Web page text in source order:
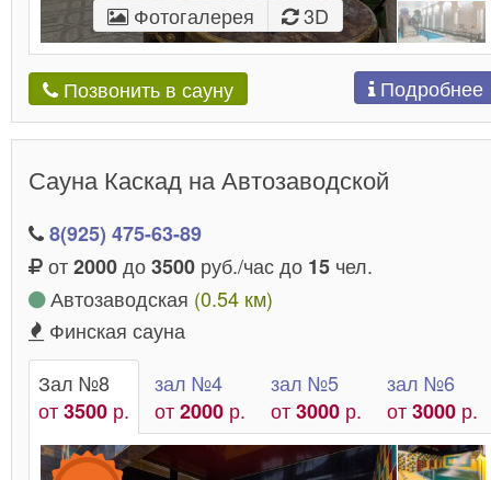
Фотогалерея 3D
Позвонить в сауну Подробнее
Сауна Каскад на Автозаводской
8(925) 475-63-89
от2000до3500 руб./час до 15 чел.
Автозаводская (0.54 км)
Финская сауна
Зал №8
от3500 р.
зал №4
от2000 р.
зал №5
от3000 р.
зал №6
от3000 р.